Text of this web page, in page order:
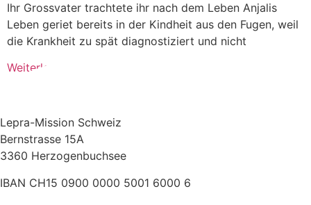
Ihr Grossvater trachtete ihr nach dem Leben Anjalis
Leben geriet bereits in der Kindheit aus den Fugen, weil
die Krankheit zu spät diagnostiziert und nicht
Weiterlesen »
Lepra-Mission Schweiz
Bernstrasse 15A
3360 Herzogenbuchsee
IBAN CH15 0900 0000 5001 6000 6